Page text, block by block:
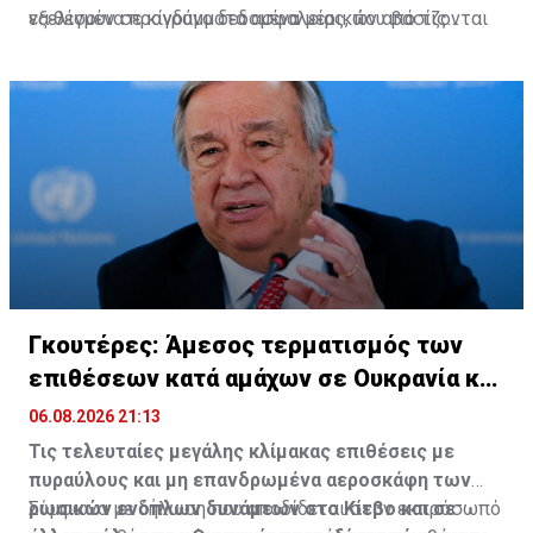
εξελιγμένα προγράμματα ασφαλείας, που βασίζονται
εξακολουθούν να κατατάσσονται μεταξύ των πιο
αποτελεσματικών.
να θέσουν σε κίνδυνο δεδομένα μερικών από τις
ΗΠΑ που παρέχουν κεφάλαια σε εταιρείες.
Γκουτέρες: Άμεσος τερματισμός των
επιθέσεων κατά αμάχων σε Ουκρανία και
Ρωσία
06.08.2026 21:13
Τις τελευταίες μεγάλης κλίμακας επιθέσεις με
πυραύλους και μη επανδρωμένα αεροσκάφη των
ρωσικών ενόπλων δυνάμεων στο Κίεβο και σε
Σύμφωνα με δήλωση που αποδίδεται στον εκπρόσωπό